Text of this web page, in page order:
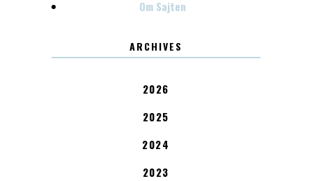
Om Sajten
ARCHIVES
2026
2025
2024
2023